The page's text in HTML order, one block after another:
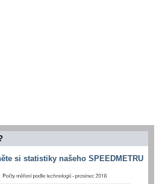
si statistiky našeho SPEEDMETRU